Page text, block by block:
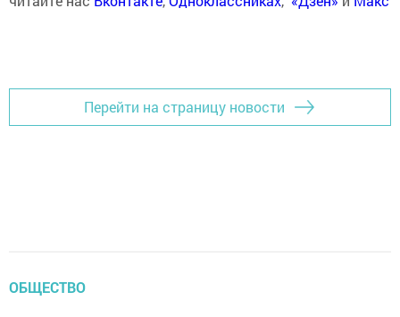
Перейти на страницу новости
ОБЩЕСТВО